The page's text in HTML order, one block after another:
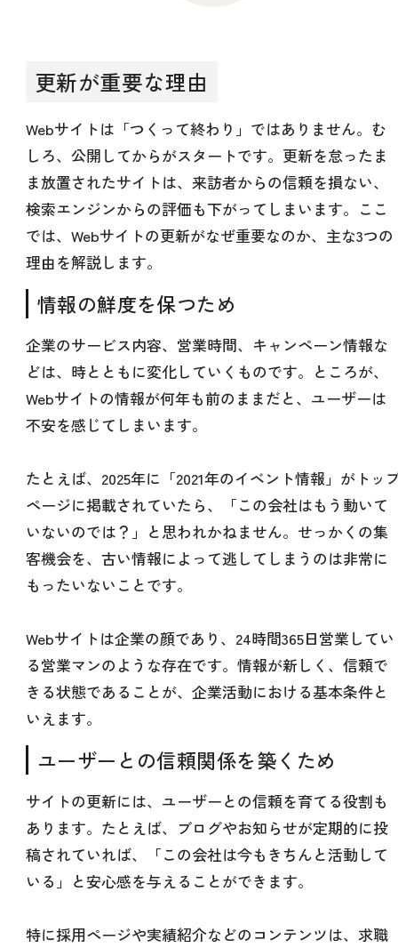
更新が重要な理由
Webサイトは「つくって終わり」ではありません。む
しろ、公開してからがスタートです。更新を怠ったま
ま放置されたサイトは、来訪者からの信頼を損ない、
検索エンジンからの評価も下がってしまいます。ここ
では、Webサイトの更新がなぜ重要なのか、主な3つの
理由を解説します。
情報の鮮度を保つため
企業のサービス内容、営業時間、キャンペーン情報な
どは、時とともに変化していくものです。ところが、
Webサイトの情報が何年も前のままだと、ユーザーは
不安を感じてしまいます。
たとえば、2025年に「2021年のイベント情報」がトッ
ページに掲載されていたら、「この会社はもう動いて
いないのでは？」と思われかねません。せっかくの集
客機会を、古い情報によって逃してしまうのは非常に
もったいないことです。
Webサイトは企業の顔であり、24時間365日営業してい
る営業マンのような存在です。情報が新しく、信頼で
きる状態であることが、企業活動における基本条件と
いえます。
ユーザーとの信頼関係を築くため
サイトの更新には、ユーザーとの信頼を育てる役割も
あります。たとえば、ブログやお知らせが定期的に投
稿されていれば、「この会社は今もきちんと活動して
いる」と安心感を与えることができます。
特に採用ページや実績紹介などのコンテンツは、求職